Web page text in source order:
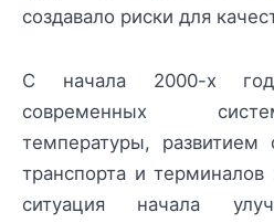
создавало риски для
С начала 2000-х
современных
температуры, развитием
транспорта и терминалов
ситуация начала